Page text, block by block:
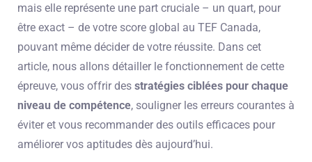
mais elle représente une part cruciale – un quart, pour
être exact – de votre score global au TEF Canada,
pouvant même décider de votre réussite. Dans cet
article, nous allons détailler le fonctionnement de cette
épreuve, vous offrir des stratégies ciblées pour chaque
niveau de compétence, souligner les erreurs courantes à
éviter et vous recommander des outils efficaces pour
améliorer vos aptitudes dès aujourd’hui.